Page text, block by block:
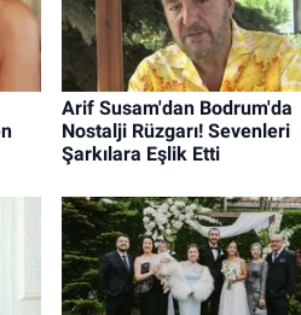
Arif Susam'dan Bodrum'da
Nostalji Rüzgarı! Sevenleri
Şarkılara Eşlik Etti